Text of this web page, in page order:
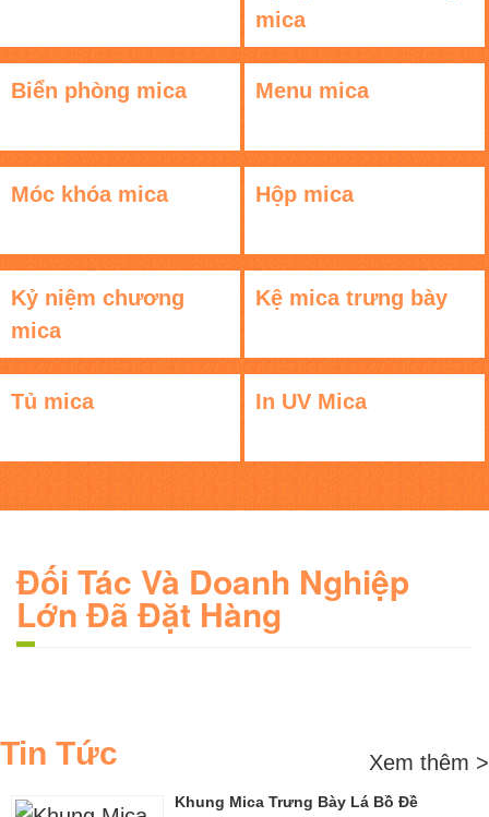
mica
Biển phòng mica Menu mica
Móc khóa mica Hộp mica
Kỷ niệm chương
mica
Kệ mica trưng bày
Tủ mica In UV Mica
Đối Tác Và Doanh Nghiệp
Lớn Đã Đặt Hàng
Tin Tức Xem thêm >
Khung Mica Trưng Bày Lá Bồ Đề